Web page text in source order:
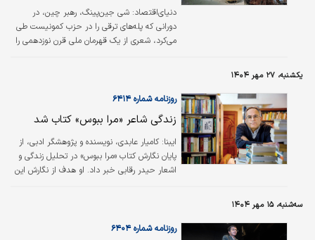
دنیای‌اقتصاد: شی جین‌پینگ، رهبر چین، در
دورانی که پله‌های ترقی را در حزب کمونیست طی
می‌کرد، شعری از یک قهرمان ملی قرن نوزدهمی را
باشد، من برایش زنده می‌مانم و می‌میرم»، متعلق
به «لین زِشو»، کمیسر امپراتوری چین بود که در
برابر ابرقدرت زمان خود، بریتانیا، ایستاد. «اندرو
هیگینز» در گزارشی برای نیویورک‌تایمز می‌نویسد:
لین زشو که امروزه در کتب درسی چین به‌عنوان
نماد مقاومت…
یکشنبه، ۲۷ مهر ۱۴۰۴
روزنامه شماره ۶۴۱۴
زندگی شاعر «مرا ببوس» کتاب شد
ایبنا: کامیار عابدی، نویسنده و پژوهشگر ادبی، از
پایان نگارش کتاب «مرا ببوس» در تحلیل زندگی و
اشعار حیدر رقابی خبر داد. او هدف از نگارش این
سه‌شنبه، ۱۵ مهر ۱۴۰۴
روزنامه شماره ۶۴۰۴